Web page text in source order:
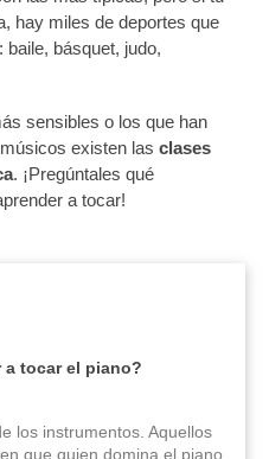
hay miles de deportes que
básquet, judo,
sensibles o los que han
existen lasclases
. ¡Pregúntales qué
a tocar!
a tocar el piano?
los instrumentos. Aquellos
que quien domina el piano